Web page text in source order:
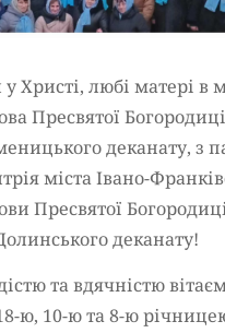
у Христі, любі матері в
Пресвятої
деканату, з
міста Івано-
Пресвятої
деканату!
та вдячністю
ю, 10-ю та 8-ю